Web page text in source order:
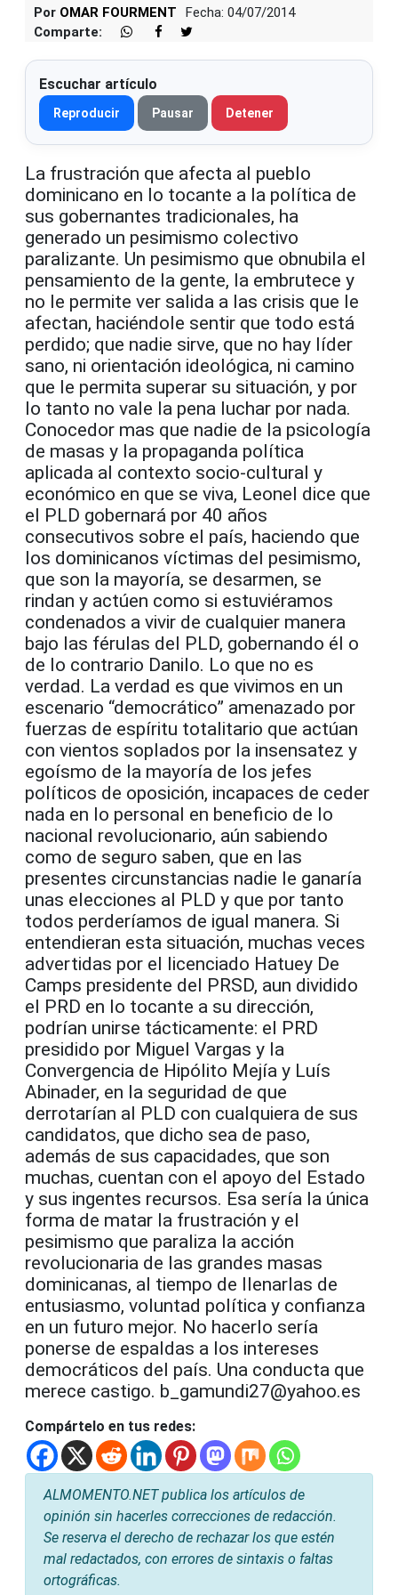
Por OMAR FOURMENT
Fecha: 04/07/2014
Comparte:
Escuchar artículo
Reproducir Pausar Detener
La frustración que afecta al pueblo
dominicano en lo tocante a la política de
sus gobernantes tradicionales, ha
generado un pesimismo colectivo
paralizante. Un pesimismo que obnubila el
pensamiento de la gente, la embrutece y
no le permite ver salida a las crisis que le
afectan, haciéndole sentir que todo está
perdido; que nadie sirve, que no hay líder
sano, ni orientación ideológica, ni camino
que le permita superar su situación, y por
lo tanto no vale la pena luchar por nada.
Conocedor mas que nadie de la psicología
de masas y la propaganda política
aplicada al contexto socio-cultural y
económico en que se viva, Leonel dice que
el PLD gobernará por 40 años
consecutivos sobre el país, haciendo que
los dominicanos víctimas del pesimismo,
que son la mayoría, se desarmen, se
rindan y actúen como si estuviéramos
condenados a vivir de cualquier manera
bajo las férulas del PLD, gobernando él o
de lo contrario Danilo. Lo que no es
verdad. La verdad es que vivimos en un
escenario “democrático” amenazado por
fuerzas de espíritu totalitario que actúan
con vientos soplados por la insensatez y
egoísmo de la mayoría de los jefes
políticos de oposición, incapaces de ceder
nada en lo personal en beneficio de lo
nacional revolucionario, aún sabiendo
como de seguro saben, que en las
presentes circunstancias nadie le ganaría
unas elecciones al PLD y que por tanto
todos perderíamos de igual manera. Si
entendieran esta situación, muchas veces
advertidas por el licenciado Hatuey De
Camps presidente del PRSD, aun dividido
el PRD en lo tocante a su dirección,
podrían unirse tácticamente: el PRD
presidido por Miguel Vargas y la
Convergencia de Hipólito Mejía y Luís
Abinader, en la seguridad de que
derrotarían al PLD con cualquiera de sus
candidatos, que dicho sea de paso,
además de sus capacidades, que son
muchas, cuentan con el apoyo del Estado
y sus ingentes recursos. Esa sería la única
forma de matar la frustración y el
pesimismo que paraliza la acción
revolucionaria de las grandes masas
dominicanas, al tiempo de llenarlas de
entusiasmo, voluntad política y confianza
en un futuro mejor. No hacerlo sería
ponerse de espaldas a los intereses
democráticos del país. Una conducta que
merece castigo. b_gamundi27@yahoo.es
Compártelo en tus redes:
ALMOMENTO.NET publica los artículos de
opinión sin hacerles correcciones de redacción.
Se reserva el derecho de rechazar los que estén
mal redactados, con errores de sintaxis o faltas
ortográficas.